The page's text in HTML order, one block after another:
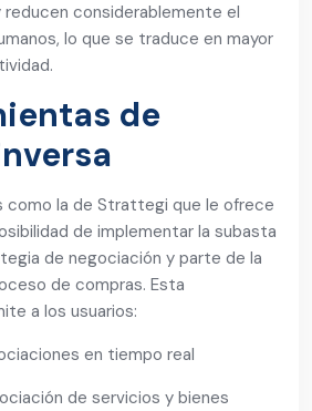
reducen considerablemente el
lo que se traduce en mayor
de
como la de Strattegi que le ofrece
de implementar la subasta
de negociación y parte de la
de compras. Esta
a los usuarios:
en tiempo real
de servicios y bienes